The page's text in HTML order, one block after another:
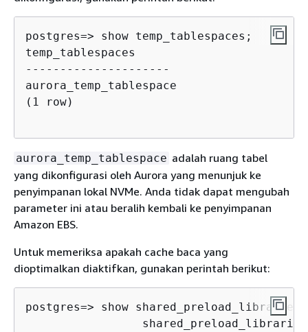
postgres=> show temp_tablespaces;
temp_tablespaces
---------------------
aurora_temp_tablespace
(1 row)
aurora_temp_tablespace adalah ruang tabel
yang dikonfigurasi oleh Aurora yang menunjuk ke
penyimpanan lokal NVMe. Anda tidak dapat mengubah
parameter ini atau beralih kembali ke penyimpanan
Amazon EBS.
Untuk memeriksa apakah cache baca yang
dioptimalkan diaktifkan, gunakan perintah berikut:
postgres=> show shared_preload_libraries;
                 shared_preload_libraries